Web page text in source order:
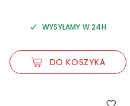
WYSYŁAMY W 24H
DO KOSZYKA